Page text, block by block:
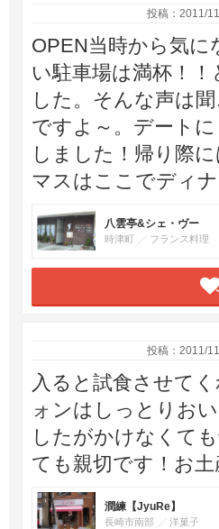
投稿：2011/
OPEN当時から気
い駐車場は満杯！
した。そんな声は
ですよ～。デート
しました！帰り際
マスはここでディ
八雲亭&シェ・ヴー
時津町 フランス料理
投稿：2011/
入ると試食させて
ォンはしっとりお
したがかけなくて
ても親切です！お
潤練【JyuRe】
長崎市南部 洋菓子